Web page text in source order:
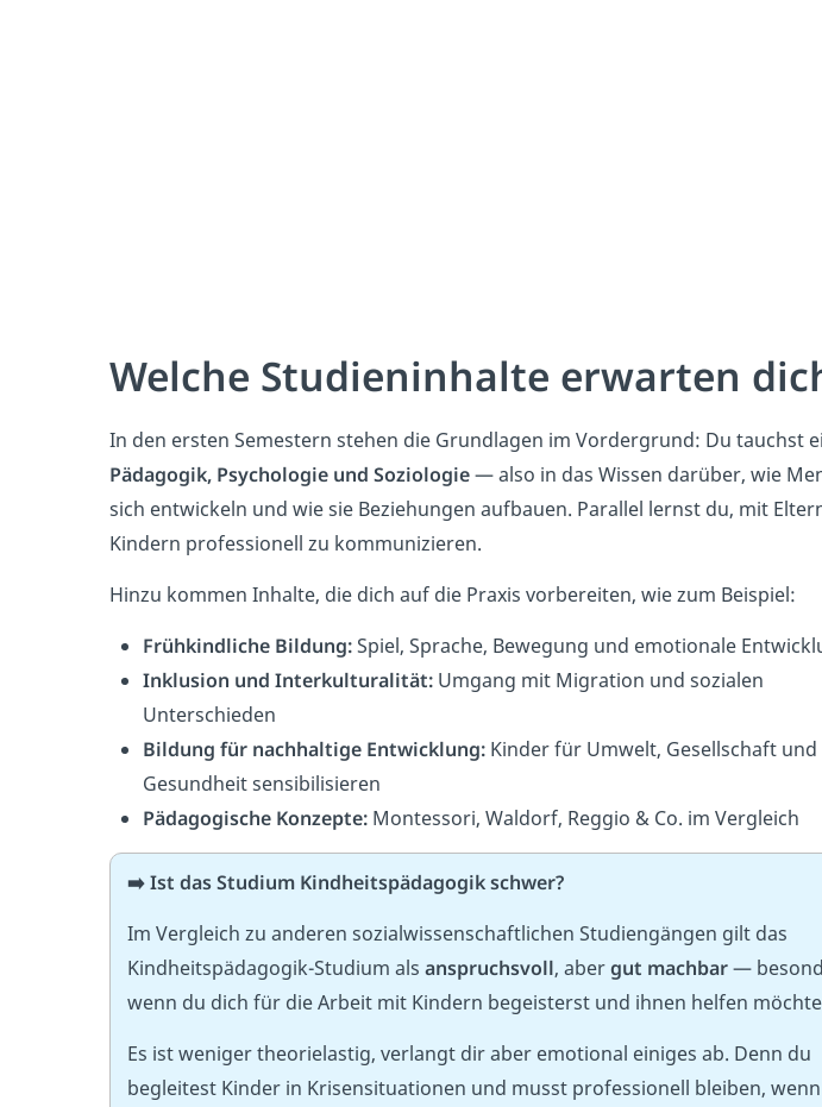
Welche Studieninhalte erwarten
In den ersten Semestern stehen die Grundlagen im Vordergrund: Du tauchst
Pädagogik, Psychologie und Soziologie— also in das Wissen darüber, wie
sich entwickeln und wie sie Beziehungen aufbauen. Parallel lernst du, mit
Kindern professionell zu kommunizieren.
Hinzu kommen Inhalte, die dich auf die Praxis vorbereiten, wie zum Beispiel:
Frühkindliche Bildung:Spiel, Sprache, Bewegung und emotionale
Inklusion und Interkulturalität: Umgang mit Migration und sozialen
Unterschieden
Bildung für nachhaltige Entwicklung: Kinder für Umwelt, Gesellschaft und
Gesundheit sensibilisieren
Pädagogische Konzepte: Montessori, Waldorf, Reggio & Co. im Vergleich
➡️ Ist das Studium Kindheitspädagogik schwer?
Im Vergleich zu anderen sozialwissenschaftlichen Studiengängen gilt das
Kindheitspädagogik-Studium als anspruchsvoll, abergut machbar—
wenn du dich für die Arbeit mit Kindern begeisterst und ihnen helfen
Es ist weniger theorielastig, verlangt dir aber emotional einiges ab. Denn du
begleitest Kinder in Krisensituationen und musst professionell bleiben,